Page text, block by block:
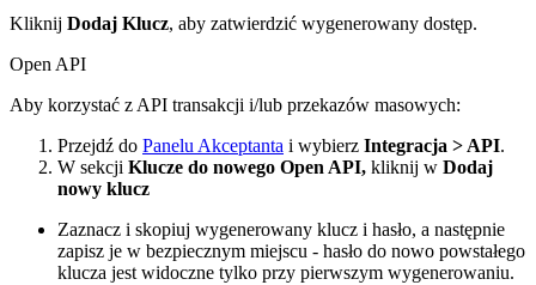
Kliknij Dodaj Klucz, aby zatwierdzić wygenerowany dostęp.
Open API
Aby korzystać z API transakcji i/lub przekazów masowych:
Przejdź do Panelu Akceptanta i wybierz Integracja > API.
W sekcji Klucze do nowego Open API, kliknij w Dodaj
nowy klucz
Zaznacz i skopiuj wygenerowany klucz i hasło, a następnie
zapisz je w bezpiecznym miejscu - hasło do nowo powstałego
klucza jest widoczne tylko przy pierwszym wygenerowaniu.